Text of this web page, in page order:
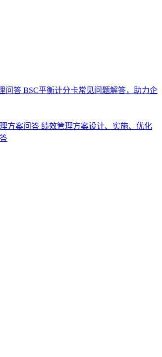
问答 BSC平衡计分卡常见问题解答，助力企
方案问答 绩效管理方案设计、实施、优化